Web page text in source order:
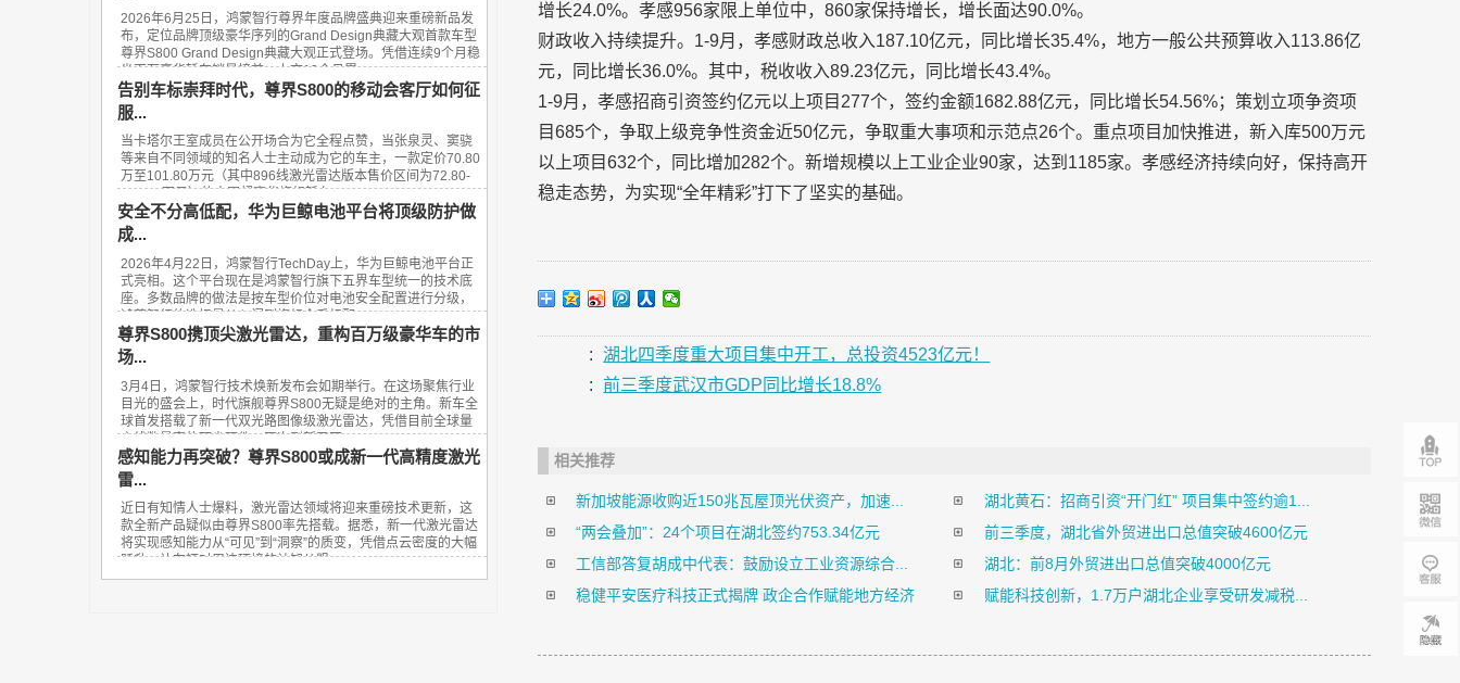
2026年6月25日，鸿蒙智行尊界年度品牌盛典迎来重磅新品发
布，定位品牌顶级豪华序列的Grand Design典藏大观首款车型
尊界S800 Grand Design典藏大观正式登场。凭借连续9个月稳
坐百万豪华轿车销量榜首、上市13个月累...
告别车标崇拜时代，尊界S800的移动会客厅如何征
服...
当卡塔尔王室成员在公开场合为它全程点赞，当张泉灵、窦骁
等来自不同领域的知名人士主动成为它的车主，一款定价70.80
万至101.80万元（其中896线激光雷达版本售价区间为72.80-
101.80万元）的中国超豪华旗舰轿车——...
安全不分高低配，华为巨鲸电池平台将顶级防护做
成...
2026年4月22日，鸿蒙智行TechDay上，华为巨鲸电池平台正
式亮相。这个平台现在是鸿蒙智行旗下五界车型统一的技术底
座。多数品牌的做法是按车型价位对电池安全配置进行分级，
鸿蒙智行的选择是从入门到旗舰全系标配...
尊界S800携顶尖激光雷达，重构百万级豪华车的市
场...
3月4日，鸿蒙智行技术焕新发布会如期举行。在这场聚焦行业
目光的盛会上，时代旗舰尊界S800无疑是绝对的主角。新车全
球首发搭载了新一代双光路图像级激光雷达，凭借目前全球量
产线数最高的顶尖硬件，再次刷新了百...
感知能力再突破？尊界S800或成新一代高精度激光
雷...
近日有知情人士爆料，激光雷达领域将迎来重磅技术更新，这
款全新产品疑似由尊界S800率先搭载。据悉，新一代激光雷达
将实现感知能力从“可见”到“洞察”的质变，凭借点云密度的大幅
跃升，让车辆对周边环境的认知从粗...
增长24.0%。孝感956家限上单位中，860家保持增长，增长面达90.0%。
财政收入持续提升。1-9月，孝感财政总收入187.10亿元，同比增长35.4%，地方一般公共预算收入113.86亿
元，同比增长36.0%。其中，税收收入89.23亿元，同比增长43.4%。
1-9月，孝感招商引资签约亿元以上项目277个，签约金额1682.88亿元，同比增长54.56%；策划立项争资项
目685个，争取上级竞争性资金近50亿元，争取重大事项和示范点26个。重点项目加快推进，新入库500万元
以上项目632个，同比增加282个。新增规模以上工业企业90家，达到1185家。孝感经济持续向好，保持高开
稳走态势，为实现“全年精彩”打下了坚实的基础。
:
湖北四季度重大项目集中开工，总投资4523亿元！
:
前三季度武汉市GDP同比增长18.8%
相关推荐
新加坡能源收购近150兆瓦屋顶光伏资产，加速...
湖北黄石：招商引资“开门红” 项目集中签约逾1...
“两会叠加”：24个项目在湖北签约753.34亿元
前三季度，湖北省外贸进出口总值突破4600亿元
工信部答复胡成中代表：鼓励设立工业资源综合...
湖北：前8月外贸进出口总值突破4000亿元
稳健平安医疗科技正式揭牌 政企合作赋能地方经济
赋能科技创新，1.7万户湖北企业享受研发减税...